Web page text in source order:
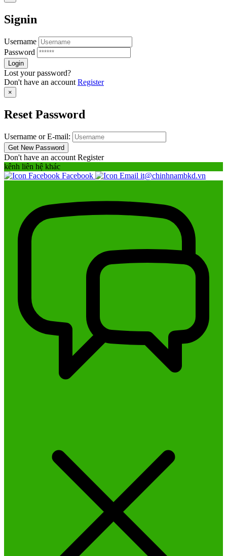
Signin
Username
Password
Lost your password?
Don't have an account Register
×
Reset Password
Username or E-mail:
Don't have an account Register
kênh liên hệ khác
Facebook
it@chinhnambkd.vn